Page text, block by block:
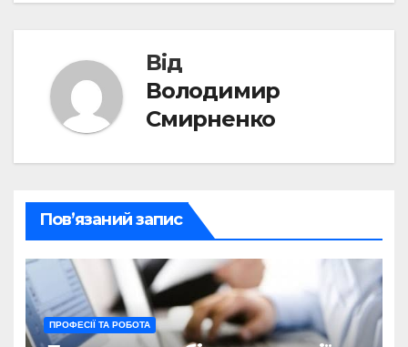
Від
Володимир
Смирненко
Пов’язаний запис
ПРОФЕСІЇ ТА РОБОТА